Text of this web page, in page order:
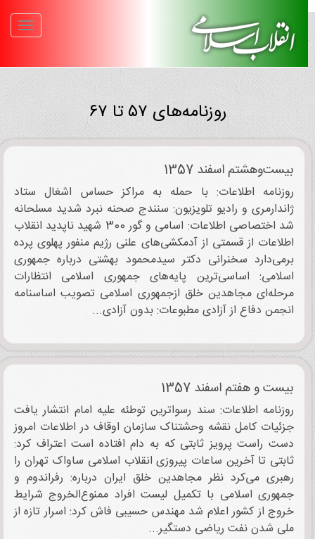
روزنامه‌های ۵۷ تا ۶۷
بیست‌وهشتم اسفند 1357
روزنامه اطلاعات: با حمله به مراکز حساس اشغال ستاد
ژاندارمری و رادیو تلویزیون: سنندج صحنه نبرد شدید مسلحانه
شد اختصاصی اطلاعات: اسامی و گور 300 شهید ناپدید انقلاب
اطلاعات از قسمتی از آدمکشی‌های علنی رژیم منفور پهلوی پرده‌
برمی‌دارد سخنرانی دکتر سیدمحمود بهشتی درباره جمهوری
اسلامی: اساسی‌ترین پایه‌های جمهوری اسلامی انتظارات
مرحله‌ای مجاهدین خلق ازجمهوری اسلامی تصویب‌ اساسنامه
انجمن دفاع از آزادی مطبوعات: بدون آزادی...
بیست و هفتم اسفند 1357
روزنامه اطلاعات: سند رسواترین توطئه علیه امام انتشار یافت
جزئیات کامل نقشه وحشتناک سازمان اوقاف در اطلاعات امروز
دست راست پرویز ثابتی که به دام افتاده است اعتراف کرد:
ثابتی تا آخرین ساعات پیروزی انقلاب اسلامی ساواک تهران را
رهبری‌ می‌کرد نظر مجاهدین خلق ایران درباره: رفراندوم و
جمهوری اسلامی با تکمیل لیست افراد ممنوع‌الخروج شرایط
خروج از کشور اعلام شد مهندس حسیبی فاش کرد: اسرار تازه از
ملی شدن نفت ریاضی دستگیر...